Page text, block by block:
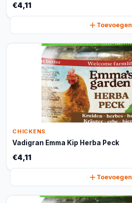
€4,11
Toevoegen
CHICKENS
Vadigran Emma Kip Herba Peck
€4,11
Toevoegen